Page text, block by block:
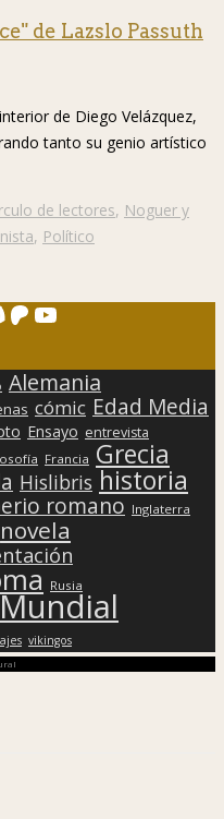
de Lazslo Passuth
de Diego Velázquez,
tanto su genio artístico
de lectores, Noguer y
, Político
Patreon
YouTube
Alemania
cómic Edad Media
Ensayo entrevista
Francia Grecia
Hislibris historia
romano Inglaterra
novela
Rusia
vikingos